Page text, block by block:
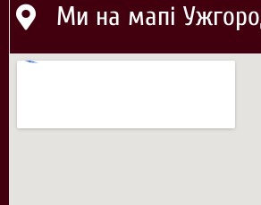
Ми на мапі